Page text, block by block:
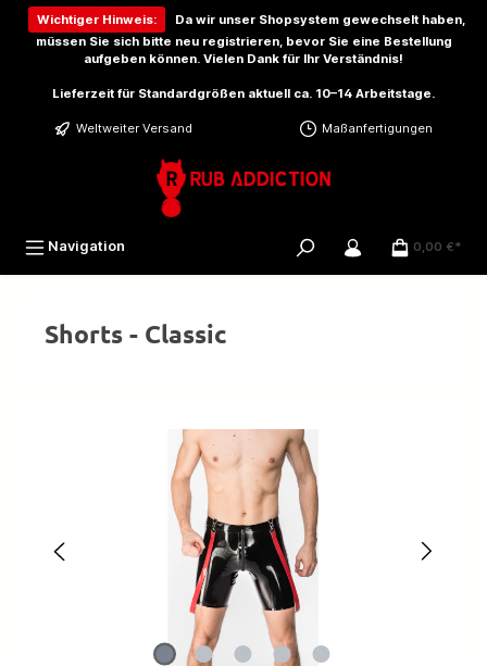
springen
Wichtiger Hinweis:
Da wir unser Shopsystem gewechselt haben,
müssen Sie sich bitte neu registrieren, bevor Sie eine Bestellung
aufgeben können. Vielen Dank für Ihr Verständnis!
Lieferzeit für Standardgrößen aktuell ca. 10–14 Arbeitstage.
Weltweiter Versand Maßanfertigungen
Navigation 0,00 €*
Shorts - Classic